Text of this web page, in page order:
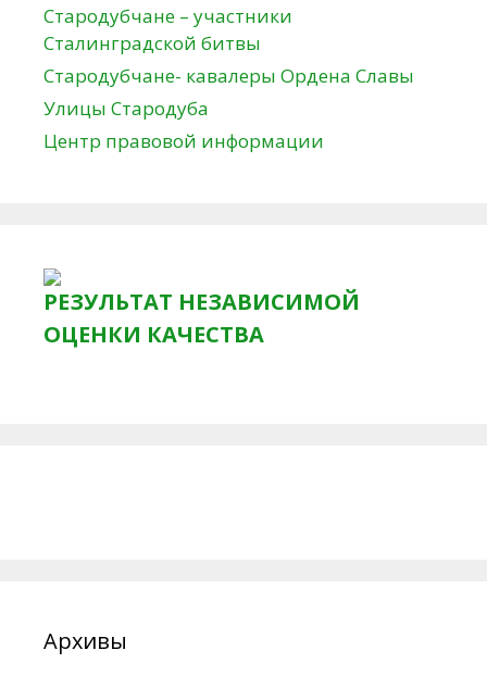
Стародубчане – участники
Сталинградской битвы
Стародубчане- кавалеры Ордена Славы
Улицы Стародуба
Центр правовой информации
РЕЗУЛЬТАТ НЕЗАВИСИМОЙ
ОЦЕНКИ КАЧЕСТВА
Архивы